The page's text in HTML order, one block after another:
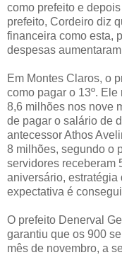
como prefeito e
prefeito, Cordeiro diz
financeira como esta,
despesas
Em Montes Claros, o
como pagar o 13º.
8,6 milhões nos nove
de pagar o salário de
antecessor Athos
8 milhões, segundo o
servidores receberam
aniversário, estratégia
expectativa é
O prefeito Denerval
garantiu que os 900
mês de novembro, a